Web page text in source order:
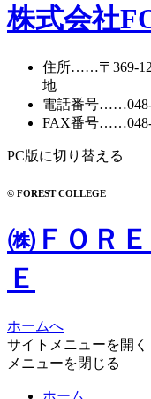
カ
イ
株式会社
住所……〒369-
地
電話番号……
FAX番号……048-
PC版に切り替える
© FOREST COLLEGE
㈱ＦＯＲ
Ｅ
ホームへ
サイトメニューを開く
メニューを閉じる